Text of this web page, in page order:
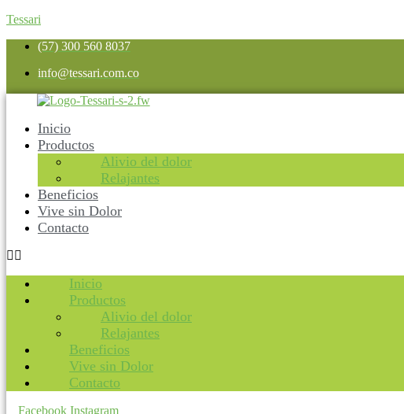
Tessari
(57) 300 560 8037
info@tessari.com.co
Inicio
Productos
Alivio del dolor
Relajantes
Beneficios
Vive sin Dolor
Contacto
Inicio
Productos
Alivio del dolor
Relajantes
Beneficios
Vive sin Dolor
Contacto
Facebook Instagram